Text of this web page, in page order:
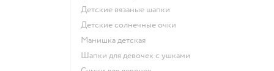
Детские вязаные шапки
Детские солнечные очки
Манишка детская
Шапки для девочек с ушками